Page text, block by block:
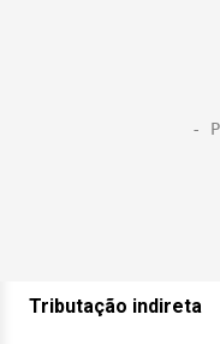
Tributação indireta